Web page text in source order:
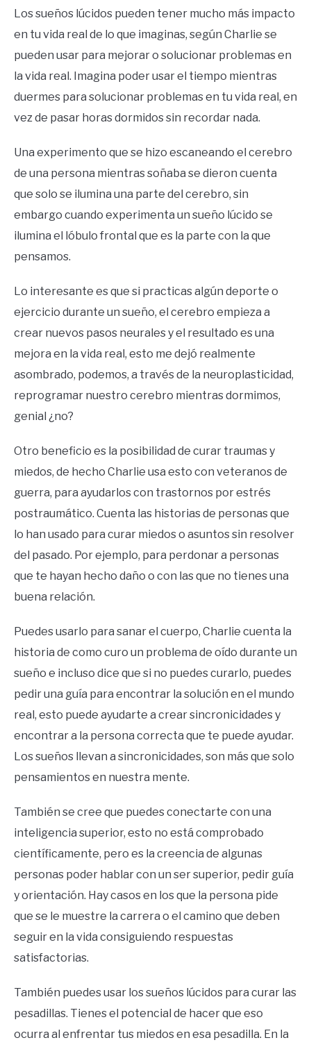
Los sueños lúcidos pueden tener mucho más impacto
en tu vida real de lo que imaginas, según Charlie se
pueden usar para mejorar o solucionar problemas en
la vida real. Imagina poder usar el tiempo mientras
duermes para solucionar problemas en tu vida real, en
vez de pasar horas dormidos sin recordar nada.
Una experimento que se hizo escaneando el cerebro
de una persona mientras soñaba se dieron cuenta
que solo se ilumina una parte del cerebro, sin
embargo cuando experimenta un sueño lúcido se
ilumina el lóbulo frontal que es la parte con la que
pensamos.
Lo interesante es que si practicas algún deporte o
ejercicio durante un sueño, el cerebro empieza a
crear nuevos pasos neurales y el resultado es una
mejora en la vida real, esto me dejó realmente
asombrado, podemos, a través de la neuroplasticidad,
reprogramar nuestro cerebro mientras dormimos,
genial ¿no?
Otro beneficio es la posibilidad de curar traumas y
miedos, de hecho Charlie usa esto con veteranos de
guerra, para ayudarlos con trastornos por estrés
postraumático. Cuenta las historias de personas que
lo han usado para curar miedos o asuntos sin resolver
del pasado. Por ejemplo, para perdonar a personas
que te hayan hecho daño o con las que no tienes una
buena relación.
Puedes usarlo para sanar el cuerpo, Charlie cuenta la
historia de como curo un problema de oído durante un
sueño e incluso dice que si no puedes curarlo, puedes
pedir una guía para encontrar la solución en el mundo
real, esto puede ayudarte a crear sincronicidades y
encontrar a la persona correcta que te puede ayudar.
Los sueños llevan a sincronicidades, son más que solo
pensamientos en nuestra mente.
También se cree que puedes conectarte con una
inteligencia superior, esto no está comprobado
científicamente, pero es la creencia de algunas
personas poder hablar con un ser superior, pedir guía
y orientación. Hay casos en los que la persona pide
que se le muestre la carrera o el camino que deben
seguir en la vida consiguiendo respuestas
satisfactorias.
También puedes usar los sueños lúcidos para curar las
pesadillas. Tienes el potencial de hacer que eso
ocurra al enfrentar tus miedos en esa pesadilla. En la